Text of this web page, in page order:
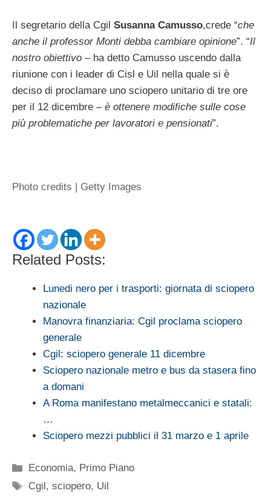
Il segretario della Cgil Susanna Camusso,crede “che
anche il professor Monti debba cambiare opinione”. “Il
nostro obiettivo – ha detto Camusso uscendo dalla
riunione con i leader di Cisl e Uil nella quale si è
deciso di proclamare uno sciopero unitario di tre ore
per il 12 dicembre – è ottenere modifiche sulle cose
più problematiche per lavoratori e pensionati”.
Photo credits | Getty Images
Related Posts:
Lunedi nero per i trasporti: giornata di sciopero
nazionale
Manovra finanziaria: Cgil proclama sciopero
generale
Cgil: sciopero generale 11 dicembre
Sciopero nazionale metro e bus da stasera fino
a domani
A Roma manifestano metalmeccanici e statali:
…
Sciopero mezzi pubblici il 31 marzo e 1 aprile
Categorie
Economia, Primo Piano
Tag
Cgil ,sciopero, Uil